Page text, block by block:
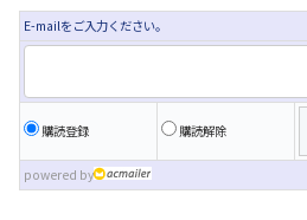
E-mailをご入力ください。
購読登録 購読解除
powered by